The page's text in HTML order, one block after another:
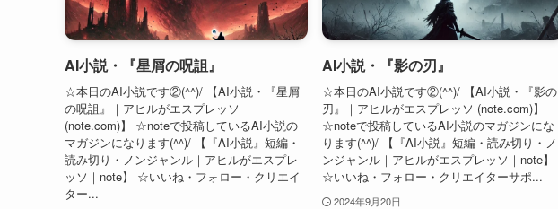
AI小説・『星屑の呪詛』
☆本日のAI小説です②(^^)/ 【AI小説・『星屑
の呪詛』｜アヒルがエスプレッソ
(note.com)】 ☆noteで投稿しているAI小説の
マガジンになります(^^)/ 【『AI小説』短編・
読み切り・ノンジャンル｜アヒルがエスプレ
ッソ｜note】 ☆いいね・フォロー・クリエイ
ター...
AI小説・『影の刃』
☆本日のAI小説です②(^^)/ 【AI小説・『影の
刃』｜アヒルがエスプレッソ (note.com)】
☆noteで投稿しているAI小説のマガジンにな
ります(^^)/ 【『AI小説』短編・読み切り・ノ
ンジャンル｜アヒルがエスプレッソ｜note】
☆いいね・フォロー・クリエイターサポ...
2024年9月20日